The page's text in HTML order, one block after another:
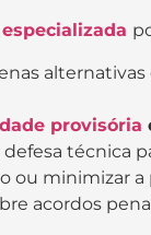
provisória
técnica
ou minimizar a
acordos